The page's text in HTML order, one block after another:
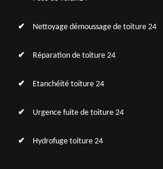
Nettoyage démoussage de toiture 24
Réparation de toiture 24
Etanchéité toiture 24
Urgence fuite de toiture 24
Hydrofuge toiture 24